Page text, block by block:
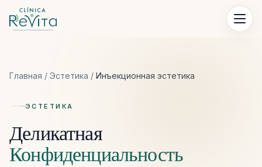
Перейти к контенту
Главная / Эстетика / Инъекционная эстетика
ЭСТЕТИКА
Деликатная
Конфиденциальность